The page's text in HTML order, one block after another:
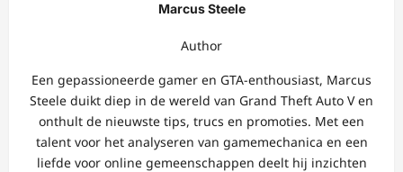
Marcus Steele
Author
Een gepassioneerde gamer en GTA-enthousiast, Marcus
Steele duikt diep in de wereld van Grand Theft Auto V en
onthult de nieuwste tips, trucs en promoties. Met een
talent voor het analyseren van gamemechanica en een
liefde voor online gemeenschappen deelt hij inzichten